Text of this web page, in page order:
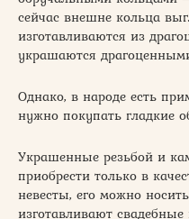
сейчас внешне кольца
изготавливаются из
украшаются
Однако, в народе есть
нужно покупать гладкие
Украшенные резьбой и
приобрести только в
невесты, его можно
изготавливают